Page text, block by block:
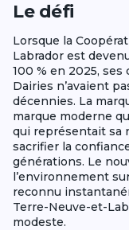
Le défi
Lorsque la
Labrador est
100 % en 2025,
Dairies n’avaient
décennies. La
marque moderne
qui représentait sa
sacrifier la
générations. Le
l’environnement
reconnu
Terre-Neuve-et-
modeste.